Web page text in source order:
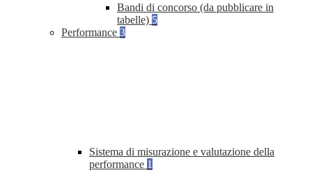
Bandi di concorso (da pubblicare in
tabelle) 5
Performance 3
Sistema di misurazione e valutazione della
performance 1